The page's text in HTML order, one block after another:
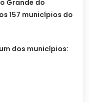
Grande do
157 municípios do
dos municípios: